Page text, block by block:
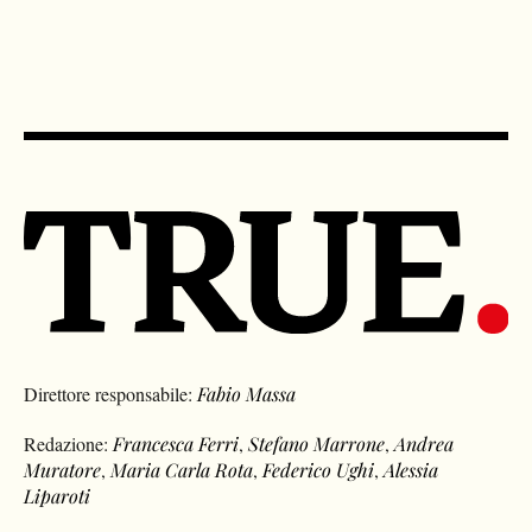
Direttore responsabile: Fabio Massa
Redazione: Francesca Ferri,Stefano Marrone,Andrea
Muratore, Maria Carla Rota, Federico Ughi,Alessia
Liparoti